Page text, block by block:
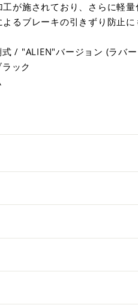
が施されており、さらに軽量
るブレーキの引きずり防止に
/ "ALIEN"バージョン (ラバ
ック